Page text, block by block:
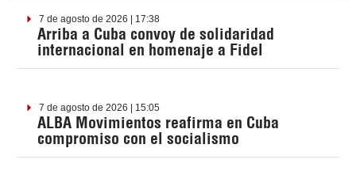
7 de agosto de 2026 | 17:38
Arriba a Cuba convoy de solidaridad
internacional en homenaje a Fidel
7 de agosto de 2026 | 15:05
ALBA Movimientos reafirma en Cuba
compromiso con el socialismo